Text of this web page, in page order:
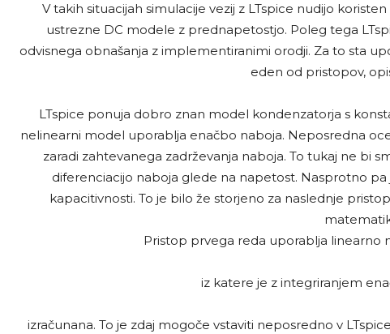
V takih situacijah simulacije vezij z LTspice nudijo
ustrezne DC modele z prednapetostjo. Poleg tega
odvisnega obnašanja z implementiranimi orodji. Za to sta
eden od pristopov,
LTspice ponuja dobro znan model kondenzatorja s
nelinearni model uporablja enačbo naboja. Neposredna
zaradi zahtevanega zadrževanja naboja. To tukaj ne bi
diferenciacijo naboja glede na napetost. Nasprotno
kapacitivnosti. To je bilo že storjeno za naslednje
Pristop prvega reda uporablja linearno
iz katere je z integriranjem
izračunana. To je zdaj mogoče vstaviti neposredno v